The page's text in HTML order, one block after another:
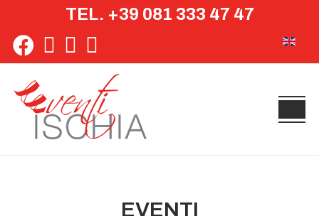
TEL. +39 081 333 47 47
EVENTI